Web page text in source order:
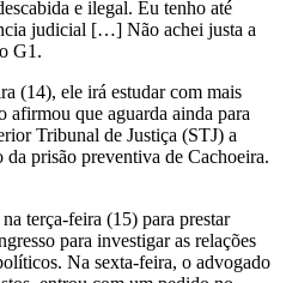
e ilegal. Eu tenho até
judicial […] Não achei justa a
G1.
(14), ele irá estudar com mais
afirmou que aguarda ainda para
Tribunal de Justiça (STJ) a
prisão preventiva de Cachoeira.
terça-feira (15) para prestar
para investigar as relações
Na sexta-feira, o advogado